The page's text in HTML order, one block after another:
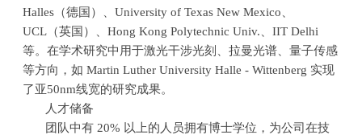
Halles （德国）、University of Texas New Mexico
UCL （英国）、Hong Kong Polytechnic Univ. 、IIT Delhi
等。在学术研究中用于激光干涉光刻、拉曼光谱、量子传感
等方向，如 Martin Luther University Halle - Wittenberg 实现
了亚50nm线宽的研究成果。
人才储备
团队中有 20% 以上的人员拥有博士学位，为公司在技